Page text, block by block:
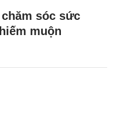
sóc sức
muộn